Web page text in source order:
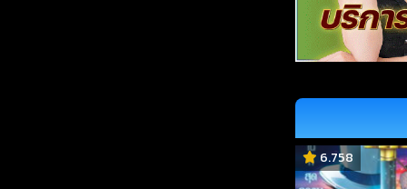
6.758